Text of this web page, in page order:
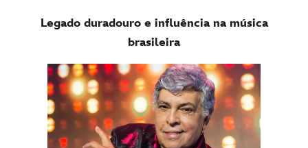
Legado duradouro e influência na música
brasileira